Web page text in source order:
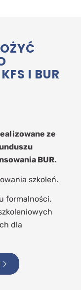
I BUR
ze
BUR.
szkoleń.
formalności.
dla